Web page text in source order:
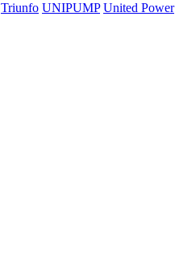
Triunfo UNIPUMP United Power